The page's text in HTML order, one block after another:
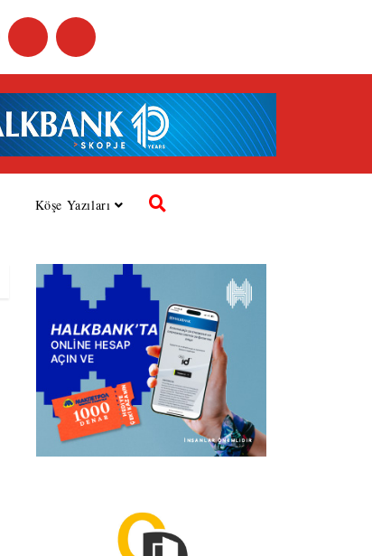
Köşe Yazıları